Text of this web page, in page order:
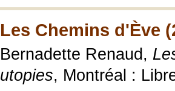
Les Chemins d'Ève
Bernadette Renaud,
utopies, Montréal :